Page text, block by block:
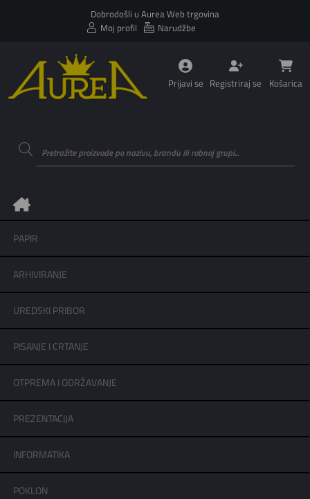
Dobrodošli u Aurea Web trgovina
Moj profil
Narudžbe
Prijavi se Registriraj se Košarica
PAPIR
ARHIVIRANJE
UREDSKI PRIBOR
PISANJE I CRTANJE
OTPREMA I ODRŽAVANJE
PREZENTACIJA
INFORMATIKA
POKLON